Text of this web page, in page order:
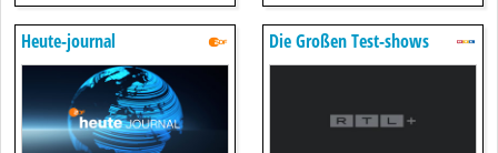
Heute-journal Die Großen Test-shows